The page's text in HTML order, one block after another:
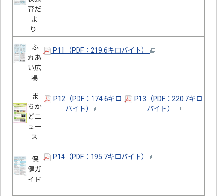
育だ
よ
り
ふ
れあ
い広
場
P11（PDF：219.6キロバイト）
ま
ちか
どニ
ュー
ス
P12（PDF：174.6キロ
バイト）
P13（PDF：220.7キロ
バイト）
保
健ガ
イド
P14（PDF：195.7キロバイト）